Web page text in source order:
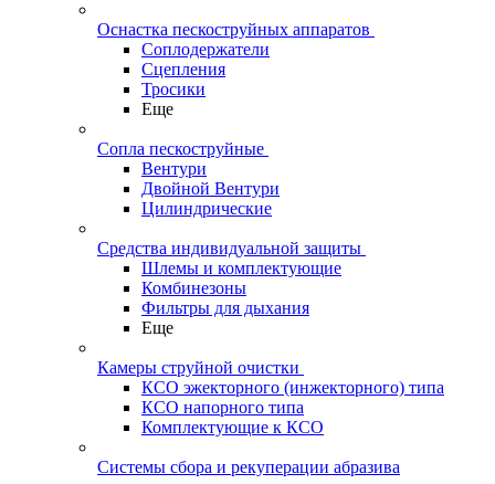
Оснастка пескоструйных аппаратов
Соплодержатели
Сцепления
Тросики
Еще
Сопла пескоструйные
Вентури
Двойной Вентури
Цилиндрические
Средства индивидуальной защиты
Шлемы и комплектующие
Комбинезоны
Фильтры для дыхания
Еще
Камеры струйной очистки
КСО эжекторного (инжекторного) типа
КСО напорного типа
Комплектующие к КСО
Системы сбора и рекуперации абразива